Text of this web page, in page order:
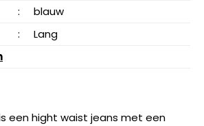
:
blauw
:
Lang
een hight waist jeans met een